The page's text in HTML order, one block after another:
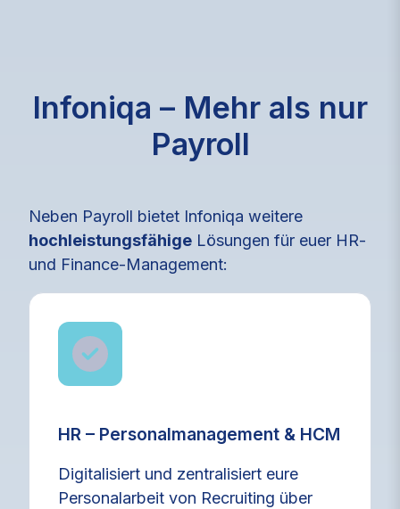
Infoniqa – Mehr als nur
Payroll
Neben Payroll bietet Infoniqa weitere
hochleistungsfähige Lösungen für euer HR-
und Finance-Management:
HR – Personalmanagement & HCM
Digitalisiert und zentralisiert eure
Personalarbeit von Recruiting über